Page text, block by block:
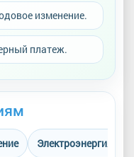
изменение.
платеж.
Электроэнергия